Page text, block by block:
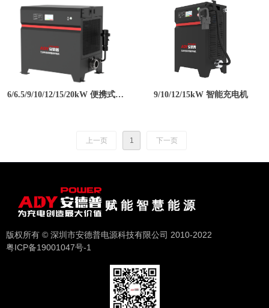
6/6.5/9/10/12/15/20kW 便携式低
9/10/12/15kW 智能充电机
上一页 1 下一页
赋 能 智 慧 能 源
版权所有 © 深圳市安德普电源科技有限公司 2010-2022
粤ICP备19001047号-1